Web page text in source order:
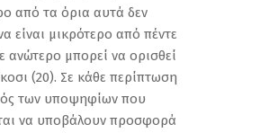
από τα όρια αυτά δεν
είναι μικρότερο από πέντε
ανώτερο μπορεί να ορισθεί
(20). Σε κάθε περίπτωση
των υποψηφίων που
να υποβάλουν προσφορά